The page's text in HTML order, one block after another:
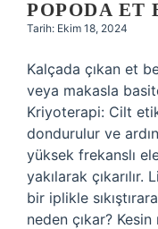
POPODA
Tarih: Ekim 18, 2024
Kalçada çıkan et
veya makasla
Kriyoterapi: Cilt
dondurulur ve
yüksek frekanslı
yakılarak
bir iplikle
neden çıkar?